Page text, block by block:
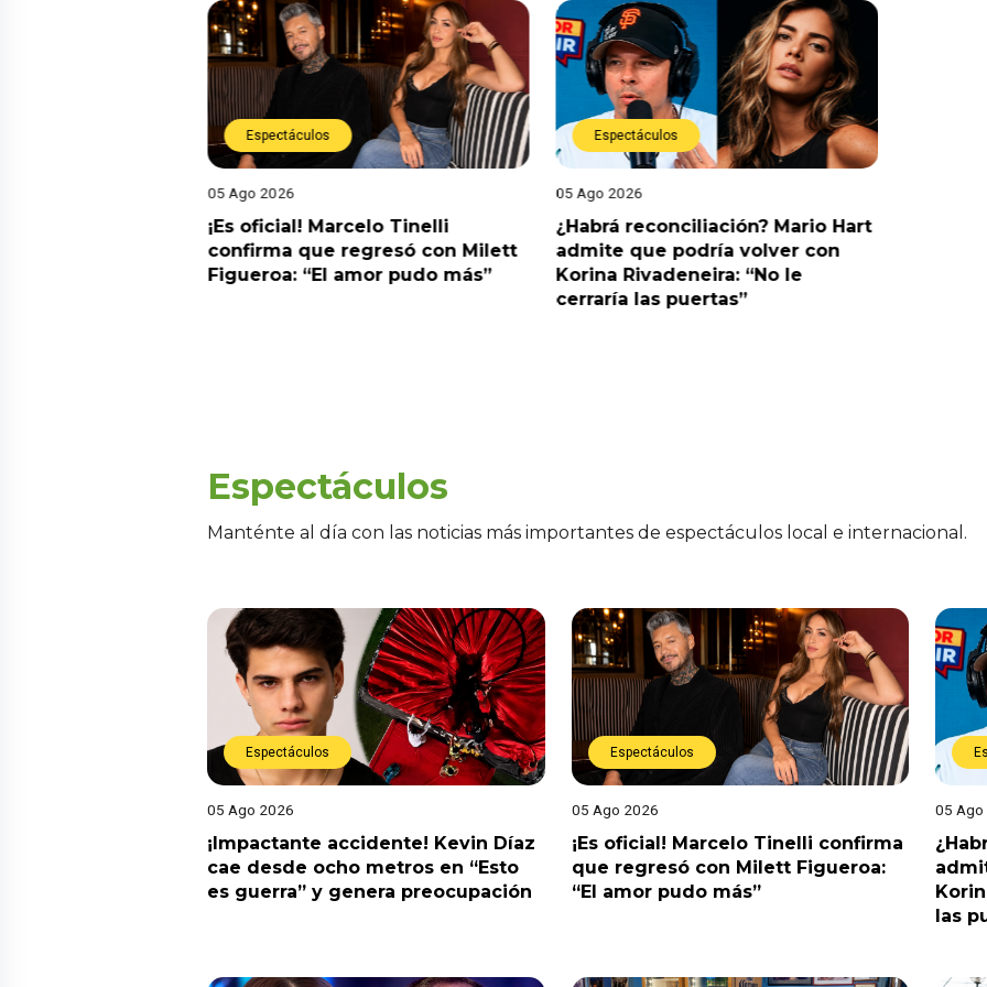
Espectáculos
05 Ago 2026
¡Es oficial! Marcelo Tinelli
confirma que regresó con Milett
Figueroa: “El amor pudo más”
Espectáculos
05 Ago 2026
¿Habrá reconciliación? Mario Hart
admite que podría volver con
Korina Rivadeneira: “No le
cerraría las puertas”
Espectáculos
Manténte al día con las noticias más importantes de espectáculos local e internacional.
Espectáculos
05 Ago 2026
¡Impactante accidente! Kevin Díaz
cae desde ocho metros en “Esto
es guerra” y genera preocupación
Espectáculos
05 Ago 2026
¡Es oficial! Marcelo Tinelli confirma
que regresó con Milett Figueroa:
“El amor pudo más”
05 Ago
las